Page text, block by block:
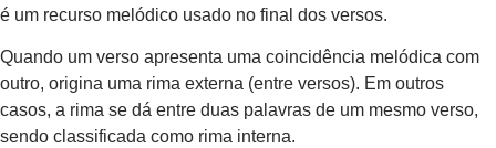
é um recurso melódico usado no final dos versos.
Quando um verso apresenta uma coincidência melódica com
outro, origina uma rima externa (entre versos). Em outros
casos, a rima se dá entre duas palavras de um mesmo verso,
sendo classificada como rima interna.